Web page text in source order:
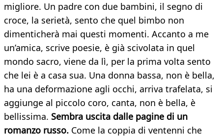
migliore. Un padre con due bambini, il segno di
croce, la serietà, sento che quel bimbo non
dimenticherà mai questi momenti. Accanto a me
un’amica, scrive poesie, è già scivolata in quel
mondo sacro, viene da lì, per la prima volta sento
che lei è a casa sua. Una donna bassa, non è bella,
ha una deformazione agli occhi, arriva trafelata, si
aggiunge al piccolo coro, canta, non è bella, è
bellissima. Sembra uscita dalle pagine di un
romanzo russo. Come la coppia di ventenni che